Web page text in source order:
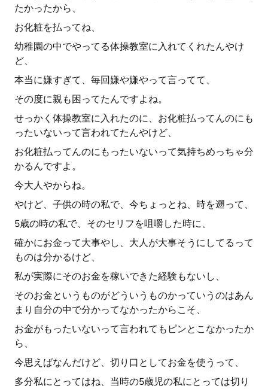
たかったから、
お化粧を払ってね、
幼稚園の中でやってる体操教室に入れてくれたんやけ
ど、
本当に嫌すぎて、毎回嫌や嫌やって言ってて、
その度に親も困ってたんですよね。
せっかく体操教室に入れたのに、お化粧払ってんのにも
ったいないって言われてたんやけど、
お化粧払ってんのにもったいないって気持ちめっちゃ分
かるんですよ。
今大人やからね。
やけど、子供の時の私で、今ちょっとね、時を遡って、
5歳の時の私で、そのセリフを咀嚼した時に、
確かにお金って大事やし、大人が大事そうにしてるって
ものは分かるけど、
私が実際にそのお金を稼いできた経験もないし、
そのお金というものがどういうものかっていうのはあん
まり自分の中で分かってなかったからこそ、
お金がもったいないって言われてもピンとこなかったか
ら、
今思えばなんだけど、切り口としてお金を使うって、
多分私にとってはね、当時の5歳児の私にとっては切り